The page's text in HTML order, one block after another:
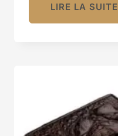
LIRE LA SUITE